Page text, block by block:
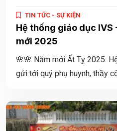
TIN TỨC - SỰ KIỆN
Hệ thống giáo dục IVS
mới 2025
🌸🌸 Năm mới Ất Tỵ 2025.
gửi tới quý phụ huynh, thầy